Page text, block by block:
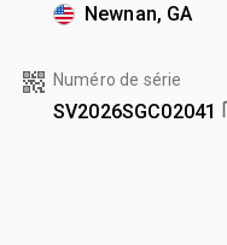
Newnan, GA
Numéro de série
SV2026SGC02041